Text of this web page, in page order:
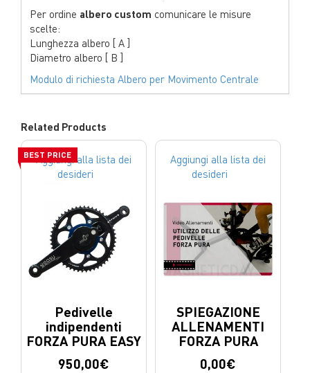
Per ordine albero custom comunicare le misure
scelte:
Lunghezza albero [ A ]
Diametro albero [ B ]
Modulo di richiesta Albero per Movimento Centrale
Related Products
Aggiungi alla lista dei
desideri
BEST PRICE
Pedivelle
indipendenti
FORZA PURA EASY
950,00€
Aggiungi alla lista dei
desideri
SPIEGAZIONE
ALLENAMENTI
FORZA PURA
0,00€